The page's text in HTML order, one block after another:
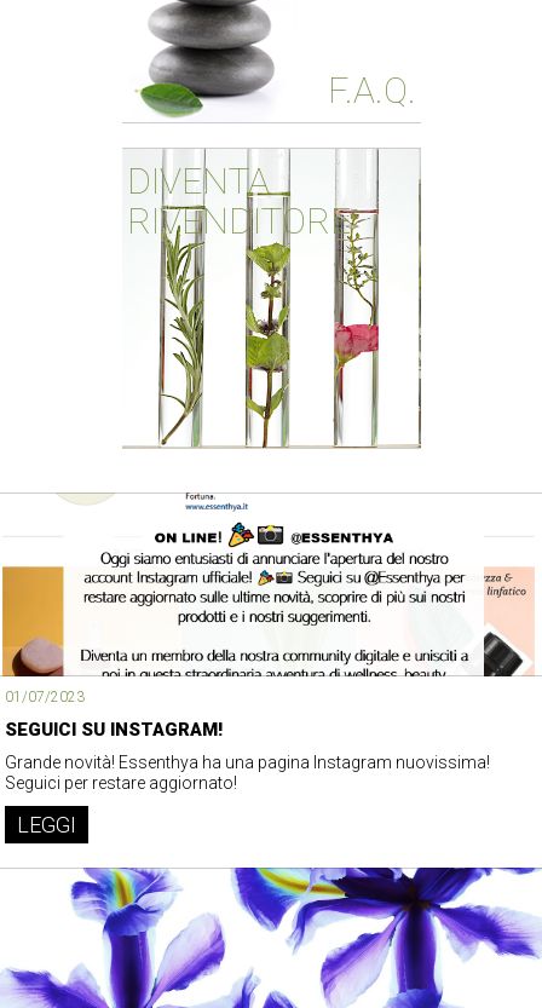
F.A.Q.
DIVENTA
RIVENDITORE
01/07/2023
SEGUICI SU INSTAGRAM!
Grande novità! Essenthya ha una pagina Instagram nuovissima!
Seguici per restare aggiornato!
LEGGI